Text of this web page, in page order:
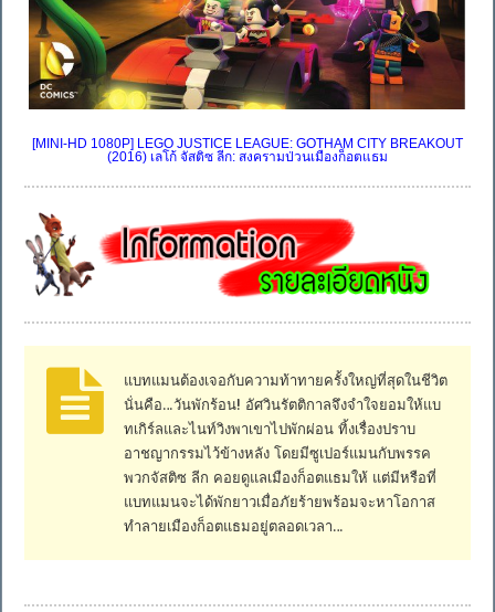
[MINI-HD 1080P] LEGO JUSTICE LEAGUE: GOTHAM CITY BREAKOUT
(2016) เลโก้ จัสติซ ลีก: สงครามป่วนเมืองก็อตแธม
แบทแมนต้องเจอกับความท้าทายครั้งใหญ่ที่สุดในชีวิต
นั่นคือ…วันพักร้อน! อัศวินรัตติกาลจึงจำใจยอมให้แบ
ทเกิร์ลและไนท์วิงพาเขาไปพักผ่อน ทิ้งเรื่องปราบ
อาชญากรรมไว้ข้างหลัง โดยมีซูเปอร์แมนกับพรรค
พวกจัสติซ ลีก คอยดูแลเมืองก็อตแธมให้ แต่มีหรือที่
แบทแมนจะได้พักยาวเมื่อภัยร้ายพร้อมจะหาโอกาส
ทำลายเมืองก็อตแธมอยู่ตลอดเวลา…